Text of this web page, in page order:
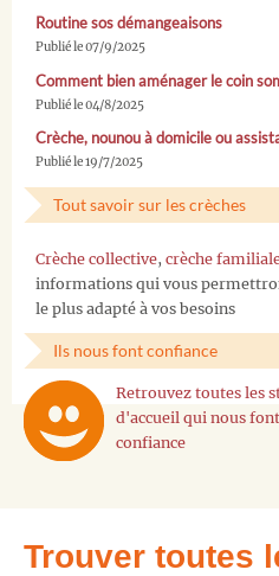
Routine sos démangeaisons
Publié le 07/9/2025
Comment bien aménager le coin
Publié le 04/8/2025
Crèche, nounou à domicile ou
Publié le 19/7/2025
Tout savoir sur les crèches
Crèche collective, crèche
informations qui vous
le plus adapté à vos besoins
Ils nous font confiance
Retrouvez toutes les
d'accueil qui nous font
confiance
Trouver toutes